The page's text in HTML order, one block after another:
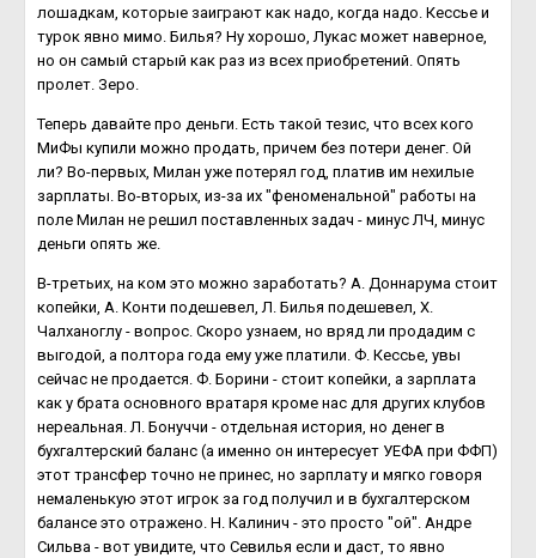
лошадкам, которые заиграют как надо, когда надо. Кессье и
турок явно мимо. Билья? Ну хорошо, Лукас может наверное,
но он самый старый как раз из всех приобретений. Опять
пролет. Зеро.
Теперь давайте про деньги. Есть такой тезис, что всех кого
МиФы купили можно продать, причем без потери денег. Ой
ли? Во-первых, Милан уже потерял год, платив им нехилые
зарплаты. Во-вторых, из-за их "феноменальной" работы на
поле Милан не решил поставленных задач - минус ЛЧ, минус
деньги опять же.
В-третьих, на ком это можно заработать? А. Доннарума стоит
копейки, А. Конти подешевел, Л. Билья подешевел, Х.
Чалханоглу - вопрос. Скоро узнаем, но вряд ли продадим с
выгодой, а полтора года ему уже платили. Ф. Кессье, увы
сейчас не продается. Ф. Борини - стоит копейки, а зарплата
как у брата основного вратаря кроме нас для других клубов
нереальная. Л. Бонуччи - отдельная история, но денег в
бухгалтерский баланс (а именно он интересует УЕФА при ФФП)
этот трансфер точно не принес, но зарплату и мягко говоря
немаленькую этот игрок за год получил и в бухгалтерском
балансе это отражено. Н. Калинич - это просто "ой". Андре
Сильва - вот увидите, что Севилья если и даст, то явно